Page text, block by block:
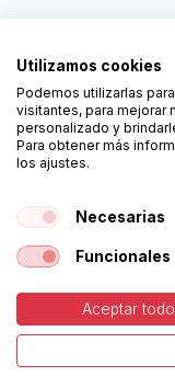
962250313
ortola@ortola-
Av. d'Albaida, s/n
46840 La Pobla del Duc
¡Síguenos!
Copyright ©
Utilizamos cookies
Podemos utilizarlas
visitantes, para mejorar
personalizado y
Para obtener más
los ajustes.
Necesarias
Funcionales
Aceptar todo